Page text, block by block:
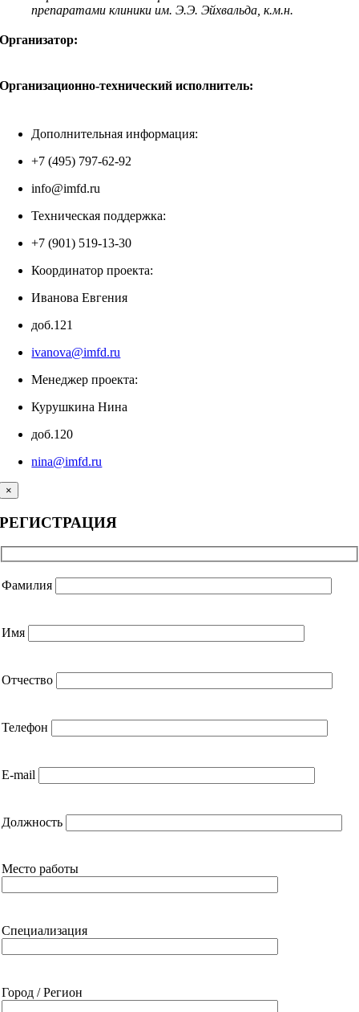
препаратами клиники им. Э.Э. Эйхвальда, к.м.н.
Организатор:
Организационно-технический исполнитель:
Дополнительная информация:
+7 (495) 797-62-92
info@imfd.ru
Техническая поддержка:
+7 (901) 519-13-30
Координатор проекта:
Иванова Евгения
доб.121
ivanova@imfd.ru
Менеджер проекта:
Курушкина Нина
доб.120
nina@imfd.ru
×
РЕГИСТРАЦИЯ
Фамилия
Имя
Отчество
Телефон
E-mail
Должность
Место работы
Специализация
Город / Регион